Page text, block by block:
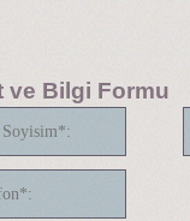
ve Bilgi Formu